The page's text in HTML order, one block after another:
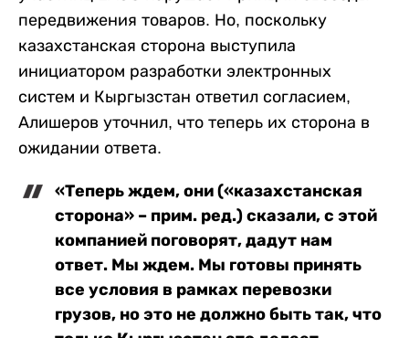
передвижения товаров. Но, поскольку
казахстанская сторона выступила
инициатором разработки электронных
систем и Кыргызстан ответил согласием,
Алишеров уточнил, что теперь их сторона в
ожидании ответа.
«Теперь ждем, они («казахстанская
сторона» – прим. ред.) сказали, с этой
компанией поговорят, дадут нам
ответ. Мы ждем. Мы готовы принять
все условия в рамках перевозки
грузов, но это не должно быть так, что